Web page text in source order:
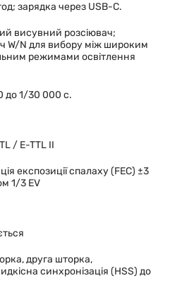
зарядка через USB-C.
висувний розсіювач;
W/N для вибору між широким
режимами освітлення
до 1/30 000 с.
/ E-TTL II
експозиції спалаху (FEC) ±3
1/3 EV
друга шторка,
синхронізація (HSS) до